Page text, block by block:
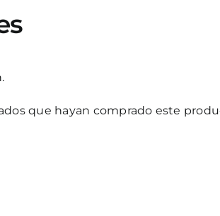
que hayan comprado este